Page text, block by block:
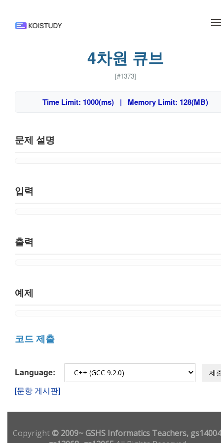
4차원 큐브
[#1373]
Time Limit: 1000(ms) | Memory Limit: 128(MB)
문제 설명
입력
출력
예제
코드 제출
Language: 제
[문항 게시판]
Copyright© 2009~ GSHS Informatics Teachers,